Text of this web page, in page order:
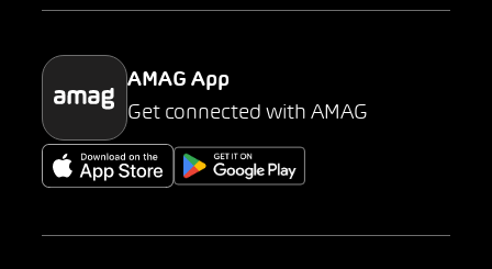
Parking
AMAG App
Get connected with AMAG